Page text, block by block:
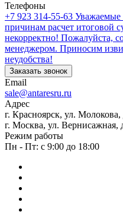
Телефоны
+7 923 314-55-63 Уважаемые
причинам расчет итоговой
некорректно! Пожалуйста,
менеджером. Приносим
неудобства!
Заказать звонок
Email
sale@antaresru.ru
Адрес
г. Красноярск, ул. Молокова,
г. Москва, ул. Вернисажная,
Режим работы
Пн - Пт: с 9:00 до 18:00